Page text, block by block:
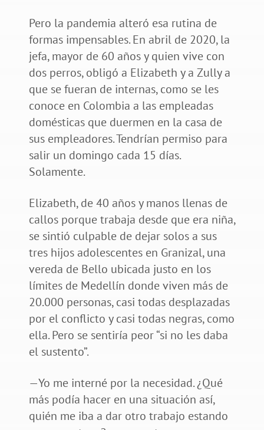
Pero la pandemia alteró esa rutina de
formas impensables. En abril de 2020, la
jefa, mayor de 60 años y quien vive con
dos perros, obligó a Elizabeth y a Zully a
que se fueran de internas, como se les
conoce en Colombia a las empleadas
domésticas que duermen en la casa de
sus empleadores. Tendrían permiso para
salir un domingo cada 15 días.
Solamente.
Elizabeth, de 40 años y manos llenas de
callos porque trabaja desde que era niña,
se sintió culpable de dejar solos a sus
tres hijos adolescentes en Granizal, una
vereda de Bello ubicada justo en los
límites de Medellín donde viven más de
20.000 personas, casi todas desplazadas
por el conflicto y casi todas negras, como
ella. Pero se sentiría peor “si no les daba
el sustento”.
—Yo me interné por la necesidad. ¿Qué
más podía hacer en una situación así,
quién me iba a dar otro trabajo estando